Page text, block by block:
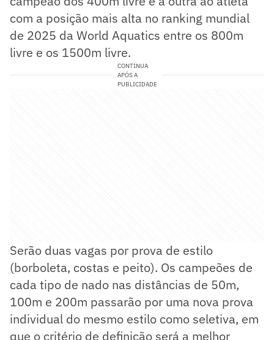
com a posição mais alta no ranking mundial
de 2025 da World Aquatics entre os 800m
livre e os 1500m livre.
CONTINUA
APÓS A
PUBLICIDADE
Serão duas vagas por prova de estilo
(borboleta, costas e peito). Os campeões de
cada tipo de nado nas distâncias de 50m,
100m e 200m passarão por uma nova prova
individual do mesmo estilo como seletiva, em
que o critério de definição será a melhor